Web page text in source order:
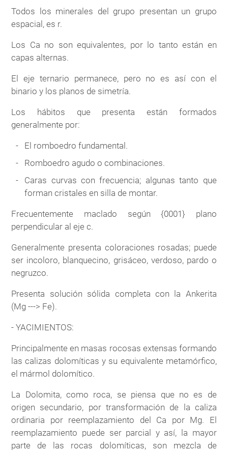
Todos los minerales del grupo presentan un grupo
espacial, es r.
Los Ca no son equivalentes, por lo tanto están en
capas alternas.
El eje ternario permanece, pero no es así con el
binario y los planos de simetría.
Los hábitos que presenta están formados
generalmente por:
El romboedro fundamental.
Romboedro agudo o combinaciones.
Caras curvas con frecuencia; algunas tanto que
forman cristales en silla de montar.
Frecuentemente maclado según {0001} plano
perpendicular al eje c.
Generalmente presenta coloraciones rosadas; puede
ser incoloro, blanquecino, grisáceo, verdoso, pardo o
negruzco.
Presenta solución sólida completa con la Ankerita
(Mg ---> Fe).
- YACIMIENTOS:
Principalmente en masas rocosas extensas formando
las calizas dolomíticas y su equivalente metamórfico,
el mármol dolomítico.
La Dolomita, como roca, se piensa que no es de
origen secundario, por transformación de la caliza
ordinaria por reemplazamiento del Ca por Mg. El
reemplazamiento puede ser parcial y así, la mayor
parte de las rocas dolomíticas, son mezcla de